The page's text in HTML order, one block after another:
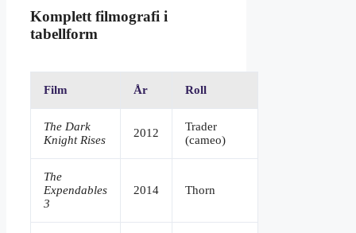
Komplett filmografi i
tabellform
Film År Roll
The Dark
Knight Rises
2012
Trader
(cameo)
The
Expendables
3
2014 Thorn